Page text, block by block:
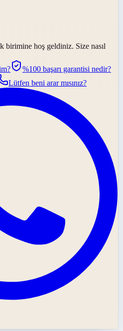
birimine hoş geldiniz. Size nasıl
%100 başarı garantisi nedir?
Lütfen beni arar mısınız?